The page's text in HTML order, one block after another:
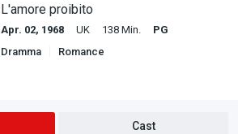
L'amore proibito
Apr. 02, 1968 UK 138 Min.
PG
Dramma
Romance
Cast